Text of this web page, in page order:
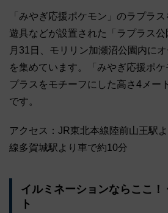
「みやぎ応援ポケモン」のラプラ
遊具などが設置された「ラプラス
月31日、モリリン加瀬沼公園内に
を集めています。「みやぎ応援ポ
プラスをモチーフにした高さ4メー
です。
アクセス：JR東北本線陸前山王駅
線多賀城駅より車で約10分
イルミネーションならここ！
ト